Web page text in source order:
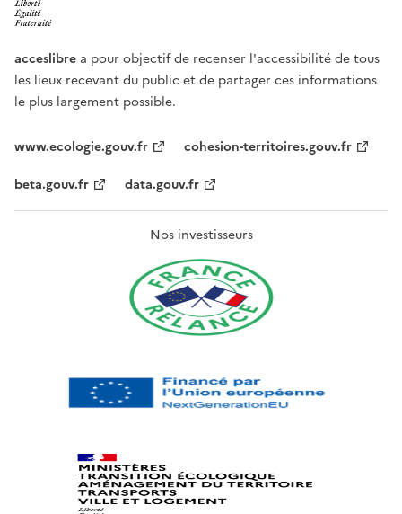
acceslibre a pour objectif de recenser l'accessibilité de tous
les lieux recevant du public et de partager ces informations
le plus largement possible.
www.ecologie.gouv.fr
cohesion-territoires.gouv.fr
beta.gouv.fr
data.gouv.fr
Nos investisseurs